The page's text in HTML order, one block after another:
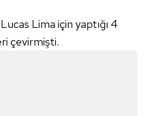
Lima için yaptığı 4
çevirmişti.